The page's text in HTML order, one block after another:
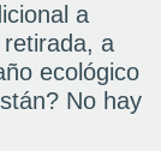
a
a
ecológico
No hay